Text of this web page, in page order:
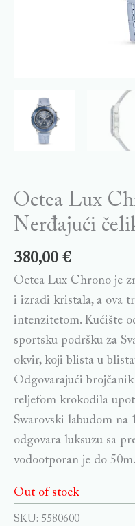
Octea Lux
Nerđajući
380,00 €
Octea Lux Chrono je
i izradi kristala, a ova
intenzitetom. Kućište
sportsku podršku za
okvir, koji blista u
Odgovarajući
reljefom krokodila
Swarovski labudom
odgovara luksuzu sa
vodootporan je do 50m.
Out of stock
SKU: 5580600